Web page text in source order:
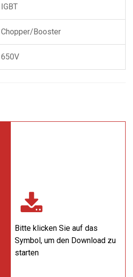
IGBT
Chopper/Booster
650V
Bitte klicken Sie auf das
Symbol, um den Download zu
starten